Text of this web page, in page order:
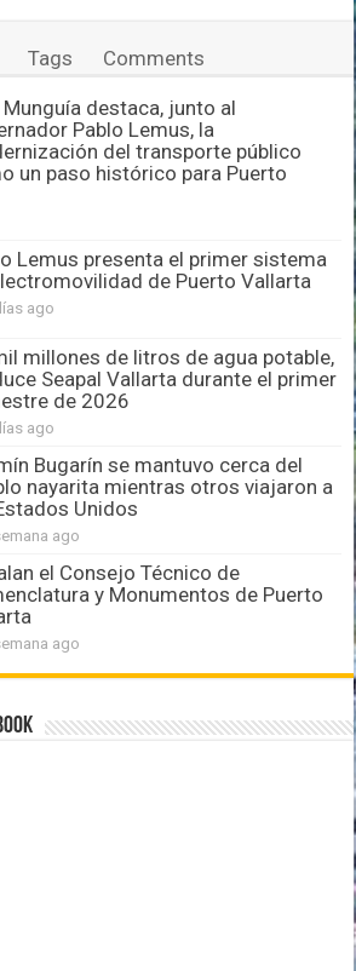
Tags Comments
Munguía destaca, junto al
Pablo Lemus, la
del transporte público
un paso histórico para Puerto
Lemus presenta el primer sistema
de Puerto Vallarta
ago
millones de litros de agua potable,
Seapal Vallarta durante el primer
de 2026
ago
Bugarín se mantuvo cerca del
nayarita mientras otros viajaron a
Unidos
ago
el Consejo Técnico de
y Monumentos de Puerto
ago